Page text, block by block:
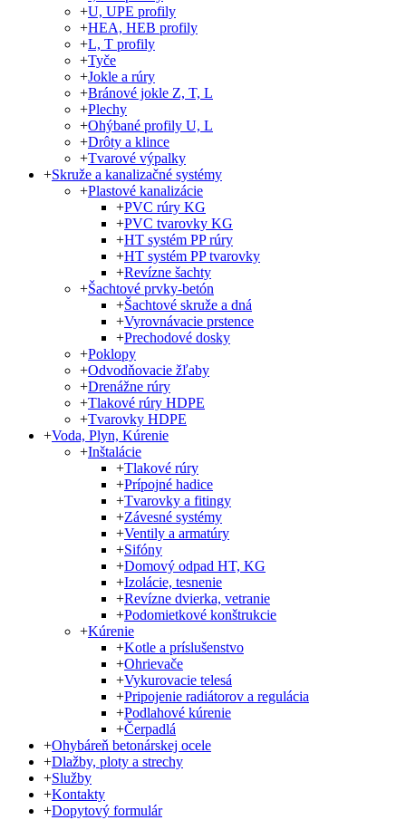
+U, UPE profily
+HEA, HEB profily
+L, T profily
+Tyče
+Jokle a rúry
+Bránové jokle Z, T, L
+Plechy
+Ohýbané profily U, L
+Drôty a klince
+Tvarové výpalky
+Skruže a kanalizačné systémy
+Plastové kanalizácie
+PVC rúry KG
+PVC tvarovky KG
+HT systém PP rúry
+HT systém PP tvarovky
+Revízne šachty
+Šachtové prvky-betón
+Šachtové skruže a dná
+Vyrovnávacie prstence
+Prechodové dosky
+Poklopy
+Odvodňovacie žľaby
+Drenážne rúry
+Tlakové rúry HDPE
+Tvarovky HDPE
+Voda, Plyn, Kúrenie
+Inštalácie
+Tlakové rúry
+Prípojné hadice
+Tvarovky a fitingy
+Závesné systémy
+Ventily a armatúry
+Sifóny
+Domový odpad HT, KG
+Izolácie, tesnenie
+Revízne dvierka, vetranie
+Podomietkové konštrukcie
+Kúrenie
+Kotle a príslušenstvo
+Ohrievače
+Vykurovacie telesá
+Pripojenie radiátorov a regulácia
+Podlahové kúrenie
+Čerpadlá
+Ohybáreň betonárskej ocele
+Dlažby, ploty a strechy
+Služby
+Kontakty
+Dopytový formulár